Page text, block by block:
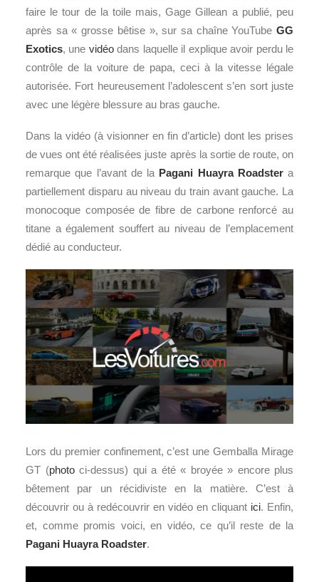
faire le tour de la toile mais, Gage Gillean a publié, peu
après sa « grosse bêtise », sur sa chaîne YouTube GG
Exotics, une vidéodans laquelle il explique avoir perdu le
contrôle de la voiture de papa, ceci à la vitesse légale
autorisée. Fort heureusement l’adolescent s’en sort juste
avec une légère blessure au bras gauche.
Dans la vidéo (à visionner en fin d’article) dont les prises
de vues ont été réalisées juste après la sortie de route, on
remarque que l’avant de la Pagani Huayra Roadstera
partiellement disparu au niveau du train avant gauche. La
monocoque composée de fibre de carbone renforcé au
titane a également souffert au niveau de l’emplacement
dédié au conducteur.
Lors du premier confinement, c’est une Gemballa Mirage
GT (photoci-dessus) qui a été « broyée » encore plus
bêtement par un récidiviste en la matière. C’est à
découvrir ou à redécouvrir en vidéo en cliquant ici. Enfin,
et, comme promis voici, en vidéo, ce qu’il reste de la
Pagani Huayra Roadster.